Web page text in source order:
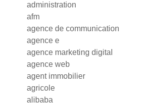
administration
afm
agence de communication
agence e
agence marketing digital
agence web
agent immobilier
agricole
alibaba